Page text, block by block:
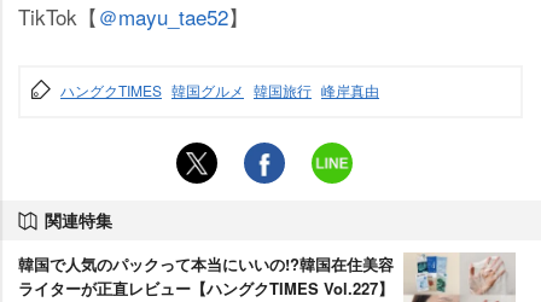
TikTok【＠mayu_tae52】
ハングクTIMES 韓国グルメ 韓国旅行 峰岸真由
関連特集
韓国で人気のパックって本当にいいの!?韓国在住美容
ライターが正直レビュー【ハングクTIMES Vol.227】